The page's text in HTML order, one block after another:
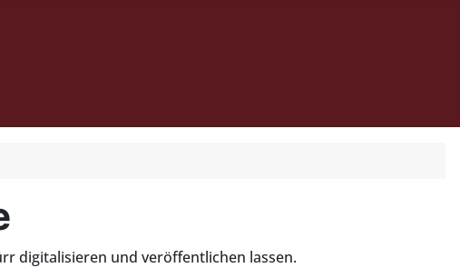
digitalisieren und veröffentlichen lassen.